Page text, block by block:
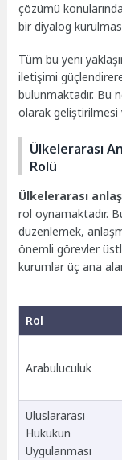
çözümü
bir diyalog
Tüm bu yeni
iletişimi
bulunmaktadır. Bu
olarak geliştirilmesi
Ülkelerarası
Rolü
Ülkelerarası
rol oynamaktadır.
düzenlemek,
önemli görevler
kurumlar üç ana
Rol
Arabuluculuk
Uluslararası
Hukukun
Uygulanması